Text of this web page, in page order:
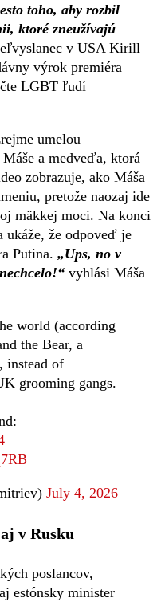
toho, aby rozbil
ktoré zneužívajú
v USA Kirill
výrok premiéra
LGBT ľudí
umelou
a medveďa, ktorá
zobrazuje, ako Máša
pretože naozaj ide
mäkkej moci. Na konci
ukáže, že odpoveď je
Putina. „Ups, no v
vyhlási Máša
world (according
the Bear, a
instead of
grooming gangs.
July 4, 2026
v Rusku
poslancov,
estónsky minister